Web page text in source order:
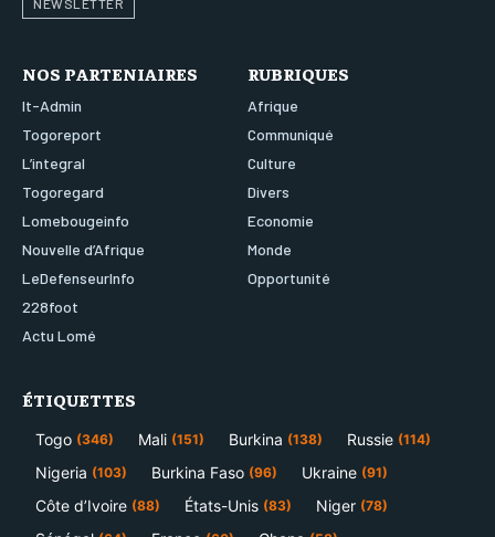
NOS PARTENIAIRES
It-Admin
Togoreport
L’integral
Togoregard
Lomebougeinfo
Nouvelle d’Afrique
LeDefenseurInfo
228foot
Actu Lomé
RUBRIQUES
Afrique
Communiqué
Culture
Divers
Economie
Monde
Opportunité
ÉTIQUETTES
Togo (346) Mali (151) Burkina (138) Russie (114)
Nigeria (103) Burkina Faso (96) Ukraine (91)
Côte d’Ivoire (88) États-Unis (83) Niger (78)